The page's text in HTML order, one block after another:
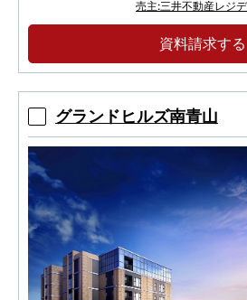
大規模再開発が進む築地エ
売主:三井不動産レジ
資料請求する
グランドヒルズ南青山